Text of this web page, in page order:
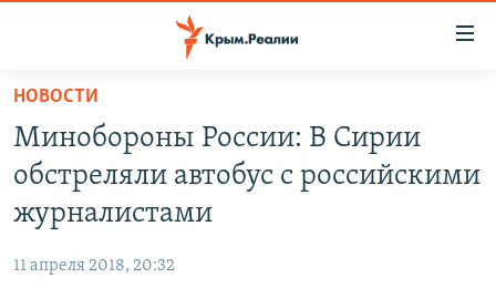
Вернуться
основному
содержанию
Вернутся
главной
навигации
НОВОСТИ
СПЕЦПРОЕКТЫ
11 ЛЕТ ОККУПАЦИИ КРЫМА. 11 ИСТОРИЙ СОПРОТИВЛЕНИЯ
ЕЩЕ
НОВОСТИ
Минобороны России: В Сирии
обстреляли автобус с российскими
журналистами
11 апреля 2018, 20:32